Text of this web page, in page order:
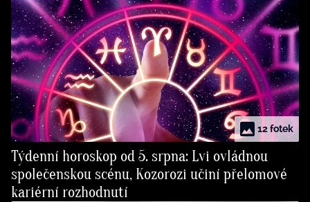
12 fotek
Týdenní horoskop od 5. srpna: Lvi ovládnou
společenskou scénu, Kozorozi učiní přelomové
kariérní rozhodnutí